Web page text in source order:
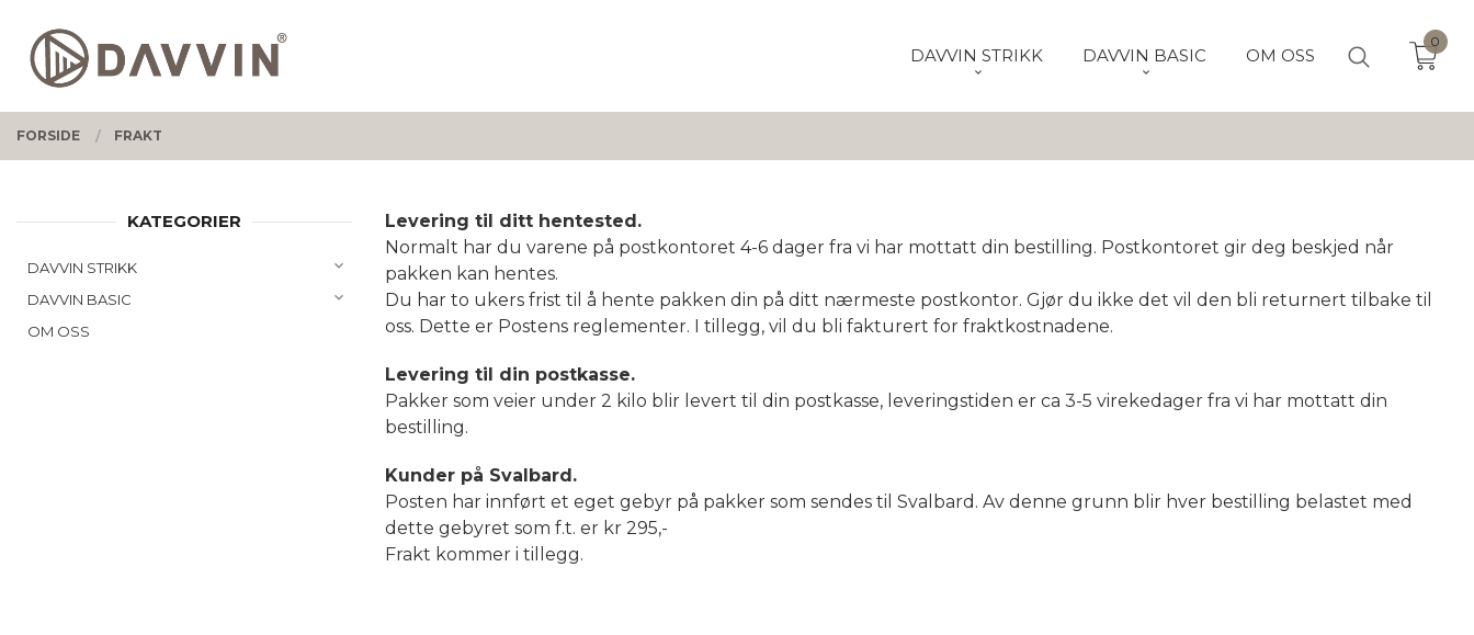
innholdet
PRODUKTER
DAVVIN STRIKK DAVVIN BASIC OM OSS
0
FORSIDE FRAKT
Levering til ditt hentested.
Normalt har du varene på postkontoret 4-6 dager fra vi har mottatt din bestilling. Postkontoret gir deg beskjed når
pakken kan hentes.
Du har to ukers frist til å hente pakken din på ditt nærmeste postkontor. Gjør du ikke det vil den bli returnert tilbake til
oss. Dette er Postens reglementer. I tillegg, vil du bli fakturert for fraktkostnadene.
Levering til din postkasse.
Pakker som veier under 2 kilo blir levert til din postkasse, leveringstiden er ca 3-5 virekedager fra vi har mottatt din
bestilling.
Kunder på Svalbard.
Posten har innført et eget gebyr på pakker som sendes til Svalbard. Av denne grunn blir hver bestilling belastet med
dette gebyret som f.t. er kr 295,-
Frakt kommer i tillegg.
KATEGORIER
DAVVIN STRIKK
DAVVIN BASIC
OM OSS